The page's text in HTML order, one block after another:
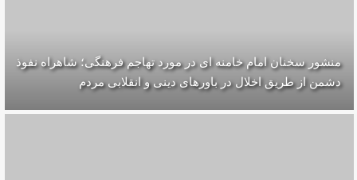
منشور سخنان امام خامنه ای در مورد تهاجم فرهنگی؛ شاهراه نفوذ
دشمن از طریق اخلال در باورهای دینی و انقلابی مردم